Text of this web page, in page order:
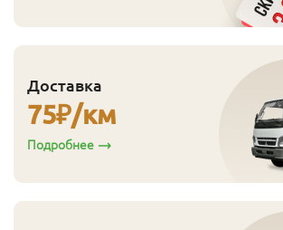
Доставка
75₽/км
Подробнее